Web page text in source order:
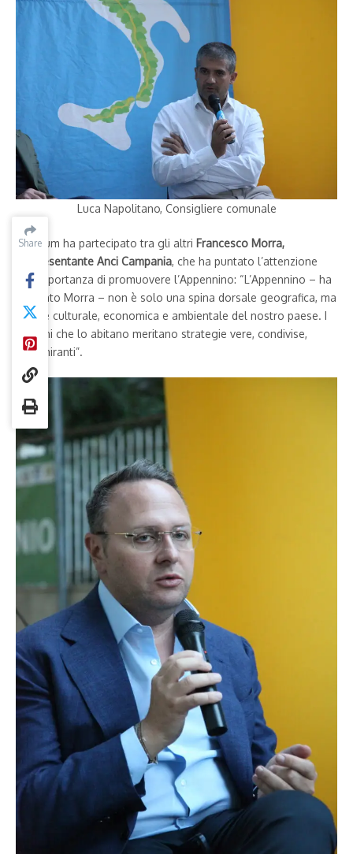
Share
Luca Napolitano, Consigliere comunale
Al forum ha partecipato tra gli altri Francesco Morra,
rappresentante Anci Campania, che ha puntato l’attenzione
sull’importanza di promuovere l’Appennino: “L’Appennino – ha
spiegato Morra – non è solo una spina dorsale geografica, ma
an che culturale, economica e ambientale del nostro paese. I
comuni che lo abitano meritano strategie vere, condivise,
lungimiranti”.
Share